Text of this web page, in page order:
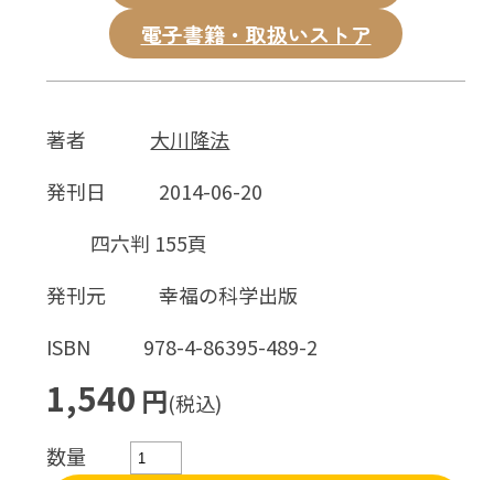
電子書籍・取扱いストア
著者
大川隆法
発刊日
2014-06-20
四六判 155頁
発刊元
幸福の科学出版
ISBN
978-4-86395-489-2
1,540 円(税込)
数量